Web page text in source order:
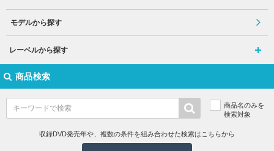
モデルから探す
レーベルから探す
商品検索
商品名のみを
検索対象
収録DVD発売年や、複数の条件を組み合わせた検索はこちらから